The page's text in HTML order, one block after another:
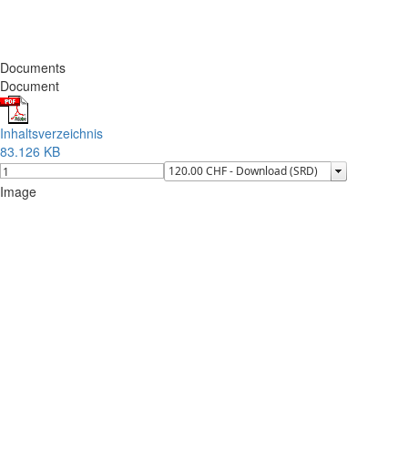
Documents
Document
Inhaltsverzeichnis
83.126 KB
Image